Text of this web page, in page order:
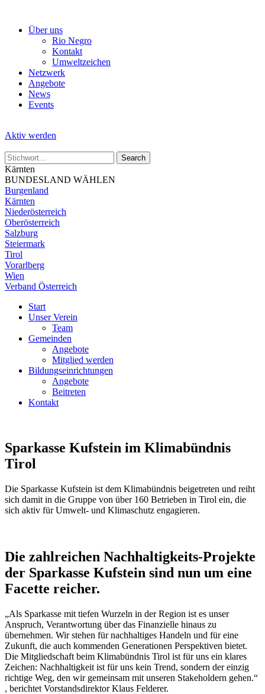
Über uns
Rio Negro
Kontakt
Umweltzeichen
Netzwerk
Angebote
News
Events
Aktiv werden
Kärnten
BUNDESLAND WÄHLEN
Burgenland
Kärnten
Niederösterreich
Oberösterreich
Salzburg
Steiermark
Tirol
Vorarlberg
Wien
Verband Österreich
Start
Unser Verein
Team
Gemeinden
Angebote
Mitglied werden
Bildungseinrichtungen
Angebote
Beitreten
Kontakt
Sparkasse Kufstein im Klimabündnis
Tirol
Die Sparkasse Kufstein ist dem Klimabündnis beigetreten und reiht
sich damit in die Gruppe von über 160 Betrieben in Tirol ein, die
sich aktiv für Umwelt- und Klimaschutz engagieren.
Die zahlreichen Nachhaltigkeits-Projekte
der Sparkasse Kufstein sind nun um eine
Facette reicher.
„Als Sparkasse mit tiefen Wurzeln in der Region ist es unser
Anspruch, Verantwortung über das Finanzielle hinaus zu
übernehmen. Wir stehen für nachhaltiges Handeln und für eine
Zukunft, die auch kommenden Generationen Perspektiven bietet.
Die Mitgliedschaft beim Klimabündnis Tirol ist für uns ein klares
Zeichen: Nachhaltigkeit ist für uns kein Trend, sondern der einzig
richtige Weg, den wir gemeinsam mit unseren Stakeholdern gehen.“
, berichtet Vorstandsdirektor Klaus Felderer.